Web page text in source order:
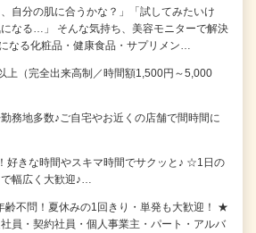
、自分の肌に合うかな？」「試してみたいけ
になる…」 そんな気持ち、美容モニターで解決
なる化粧品・健康食品・サプリメン…
上（完全出来高制／時間額1,500円～5,000
地多数♪ご自宅やお近くの店舗で間時間に
好きな時間やスキマ時間でサクッと♪ ☆1日の
幅広く大歓迎♪…
齢不問！夏休みの1回きり・単発も大歓迎！ ★
員・契約社員・個人事業主・パート・アルバ